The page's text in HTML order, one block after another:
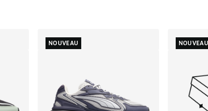
NOUVEAU NOUVEAU